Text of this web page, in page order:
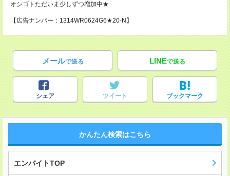
オシゴトただいま少しずつ増加中★
【広告ナンバー：1314WR0624G6★20-N】
メールで送る LINEで送る
シェア ツイート ブックマーク
かんたん検索はこちら
エンバイトTOP